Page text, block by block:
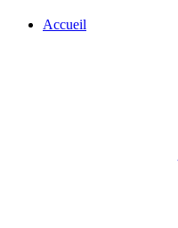
Accueil